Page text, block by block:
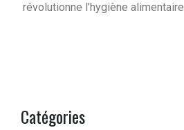
révolutionne l’hygiène alimentaire
Catégories